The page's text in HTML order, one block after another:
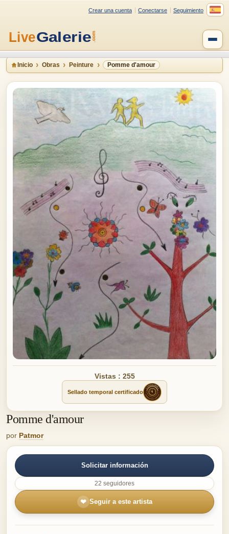
Crear una cuenta Conectarse Seguimiento
Inicio Obras Peinture Pomme d'amour
Vistas : 255
Sellado temporal certificado
Pomme d'amour
por Patmor
Solicitar información
22 seguidores
❤ Seguir a este artista